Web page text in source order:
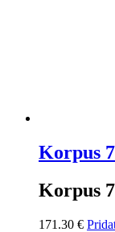
Korpus
Korpus
171.30 €